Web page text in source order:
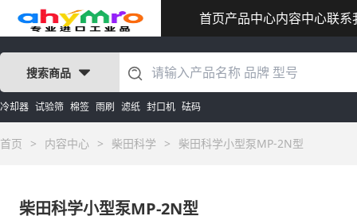
首页产品中心内容中心联系
搜索商品
冷却器 试验筛 棉签 雨刷 滤纸 封口机 砝码
首页 > 内容中心 > 柴田科学 > 柴田科学小型泵MP-2N型
柴田科学小型泵MP-2N型